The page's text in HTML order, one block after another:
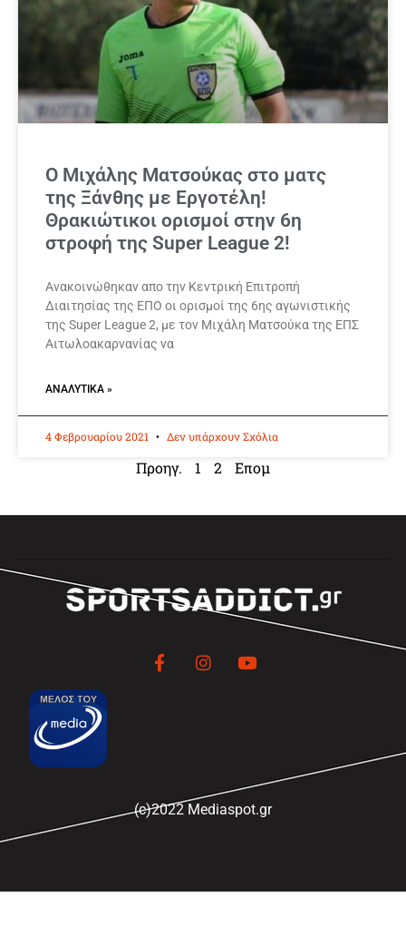
Ο Μιχάλης Ματσούκας στο ματς
της Ξάνθης με Εργοτέλη!
Θρακιώτικοι ορισμοί στην 6η
στροφή της Super League 2!
Ανακοινώθηκαν απο την Κεντρική Επιτροπή
Διαιτησίας της ΕΠΟ οι ορισμοί της 6ης αγωνιστικής
της Super League 2, με τον Μιχάλη Ματσούκα της ΕΠΣ
Αιτωλοακαρνανίας να
ΑΝΑΛΥΤΙΚΆ »
4 Φεβρουαρίου 2021 Δεν υπάρχουν Σχόλια
Προηγ. 1 2 Επομ
(c)2022 Mediaspot.gr